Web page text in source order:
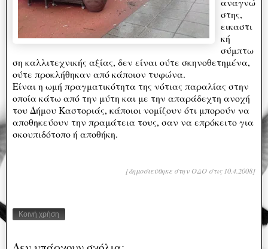
στης,
εικαστι
κή
σύμπτω
ση καλλιτεχνικής αξίας, δεν είναι ούτε σκηνοθετημένα,
ούτε προκλήθηκαν από κάποιον τυφώνα.
Είναι η ωμή πραγματικότητα της νότιας παραλίας στην
οποία κάτω από την μύτη και με την απαράδεχτη ανοχή
του Δήμου Καστοριάς, κάποιοι νομίζουν ότι μπορούν να
αποθηκεύουν την πραμάτεια τους, σαν να επρόκειτο για
σκουπιδότοπο ή αποθήκη.
[δημοσιεύθηκε στην ΟΔΟ στις 10.4.2008]
Κοινή χρήση